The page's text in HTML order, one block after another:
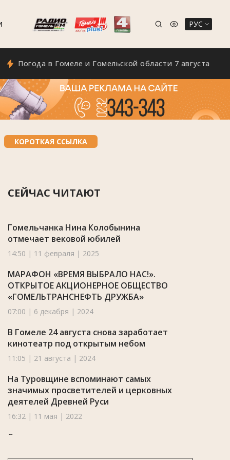
РУС
Погода в Гомеле и Гомельской области 7 августа
КОРОТКАЯ ССЫЛКА
СЕЙЧАС ЧИТАЮТ
Гомельчанка Нина Колобынина
отмечает вековой юбилей
14:50 | 11 февраля | 2025
МАРАФОН «ВРЕМЯ ВЫБРАЛО НАС!».
ОТКРЫТОЕ АКЦИОНЕРНОЕ ОБЩЕСТВО
«ГОМЕЛЬТРАНСНЕФТЬ ДРУЖБА»
07:00 | 6 декабря | 2024
В Гомеле 24 августа снова заработает
кинотеатр под открытым небом
11:05 | 21 августа | 2024
На Туровщине вспоминают самых
значимых просветителей и церковных
деятелей Древней Руси
16:32 | 11 мая | 2022
Стоимость метра квадратного в